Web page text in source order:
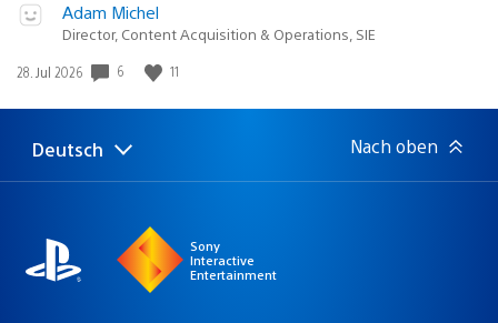
Adam Michel
Director, Content Acquisition & Operations, SIE
Veröffentlichungsdatum:
28. Jul 2026 6 11
Select
a
Aktuelle
Region:
Deutsch Nach oben
Sony
Interactive
Entertainment